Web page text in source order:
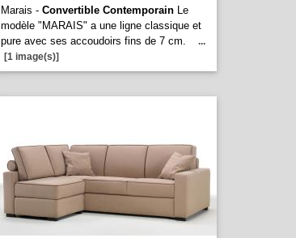
Marais - Convertible Contemporain Le
modèle "MARAIS" a une ligne classique et
pure avec ses accoudoirs fins de 7 cm.
...
[1 image(s)]